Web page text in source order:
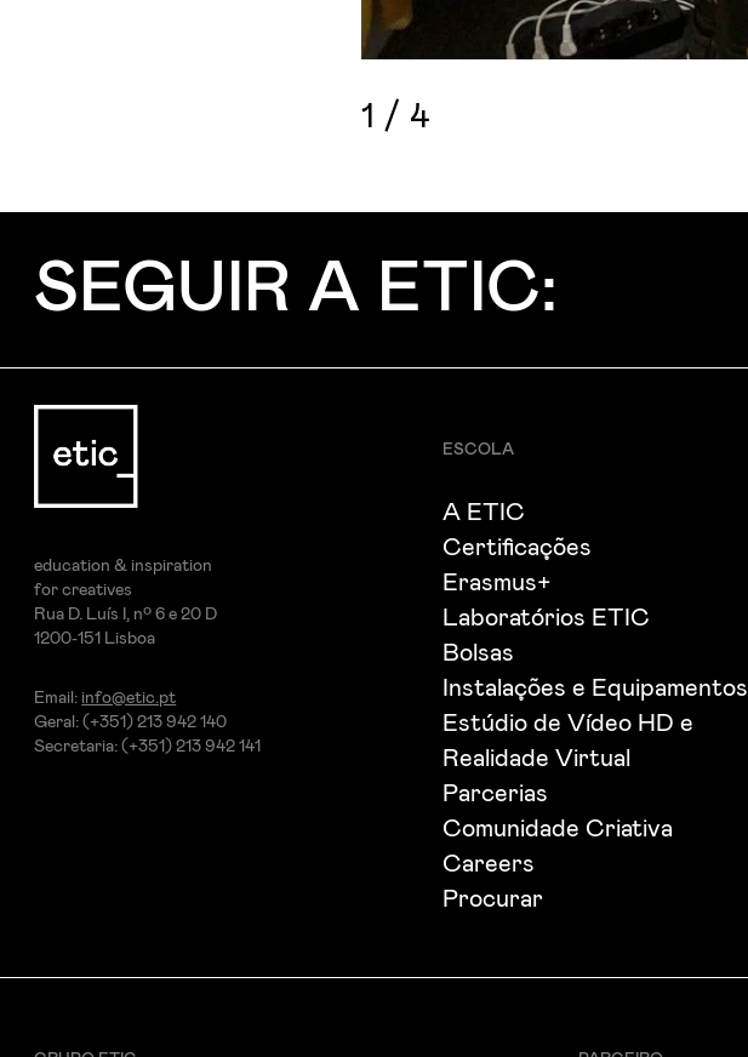
1 / 4
SEGUIR A ETIC:
education & inspiration
for creatives
Rua D. Luís I, nº 6 e 20 D
1200-151 Lisboa
Email: info@etic.pt
Geral: (+351) 213 942 140
Secretaria: (+351) 213 942 141
ESCOLA
A ETIC
Certificações
Erasmus+
Laboratórios ETIC
Bolsas
Instalações e Equipamentos
Estúdio de Vídeo HD e
Realidade Virtual
Parcerias
Comunidade Criativa
Careers
Procurar